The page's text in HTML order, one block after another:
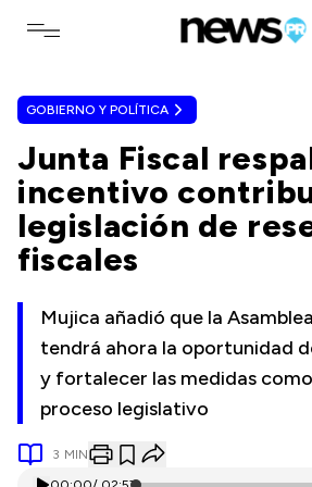
Toggle navigation menu
GOBIERNO Y POLÍTICA
Junta Fiscal
incentivo
legislación de
fiscales
Mujica añadió que la
tendrá ahora la oportunidad
y fortalecer las medidas
proceso legislativo
3 MIN